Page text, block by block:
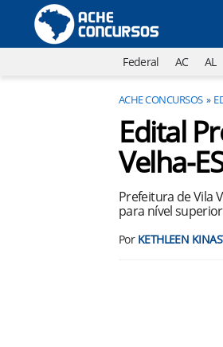
Federal AC AL
ACHE CONCURSOS
Edital
Velha-
Prefeitura de Vila
para nível
Por KETHLEEN